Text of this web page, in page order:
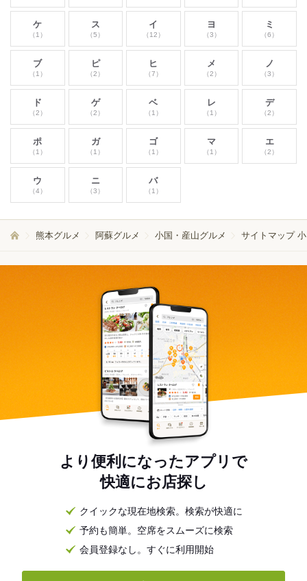
ケ
（1）
ス
（5）
イ
（12）
ヨ
（3）
ミ
（6）
ブ
（1）
ピ
（2）
ヒ
（7）
メ
（2）
ノ
（3）
ド
（2）
ゲ
（2）
ベ
（1）
レ
（1）
デ
（2）
ポ
（1）
ガ
（1）
ゴ
（1）
マ
（1）
エ
（2）
ウ
（4）
ニ
（3）
バ
（1）
熊本グルメ 阿蘇グルメ 小国・産山グルメ サイトマップ
より便利になったアプリで
快適にお店探し
クイックな現在地検索。検索が快適に
予約も簡単。空席をスムーズに検索
会員登録なし。すぐに利用開始